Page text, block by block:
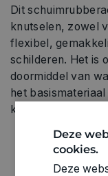
Dit
knutselen, zowel
flexibel,
schilderen. Het is
doormiddel van
het
kronen, kostuums
Deze
cookies.
Deze